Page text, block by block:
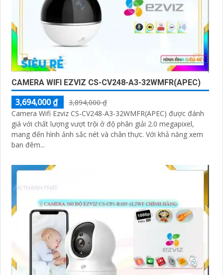
CAMERA WIFI EZVIZ CS-CV248-A3-32WMFR(APEC)
3,694,000 ₫
3,894,000 ₫
Camera Wifi Ezviz CS-CV248-A3-32WMFR(APEC) được đánh
giá với chất lượng vượt trội ở độ phân giải 2.0 megapixel,
mang đến hình ảnh sắc nét và chân thực. Với khả năng xem
ban đêm...